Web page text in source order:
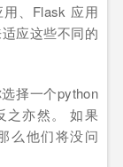
、Flask 应用
应这些不同的
择一个python
之亦然。 如果
么他们将没问